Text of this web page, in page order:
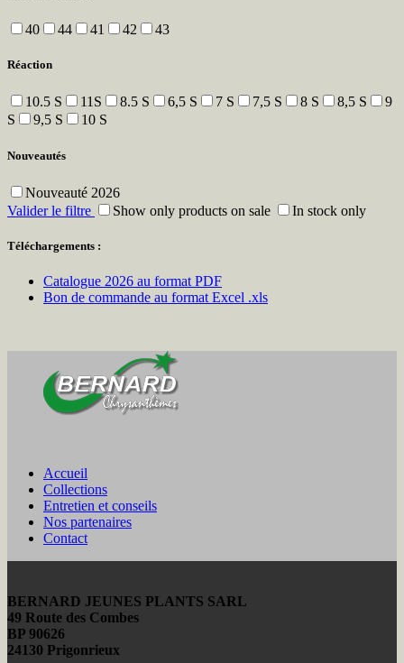
40 44 41 42 43
Réaction
10.5 S 11S 8.5 S 6,5 S 7 S 7,5 S 8 S 8,5 S
9
S
9,5 S 10 S
Nouveautés
Nouveauté 2026
Valider le filtre
Show only products on sale In stock only
Téléchargements :
Catalogue 2026 au format PDF
Bon de commande au format Excel .xls
Accueil
Collections
Entretien et conseils
Nos partenaires
Contact
BERNARD JEUNES PLANTS SARL
49 Route des Combes
BP 90626
24130 Prigonrieux